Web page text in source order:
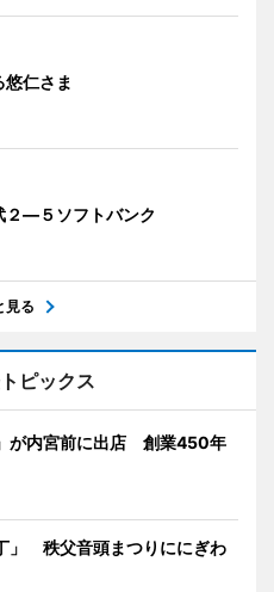
仁さま
２―５ソフトバンク
見る
ピックス
が内宮前に出店 創業450年
」 秩父音頭まつりににぎわ